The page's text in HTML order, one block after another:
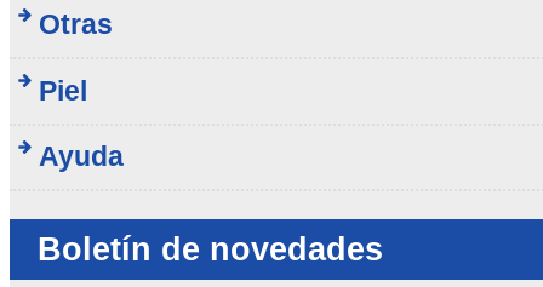
Otras
Piel
Ayuda
Boletín de novedades